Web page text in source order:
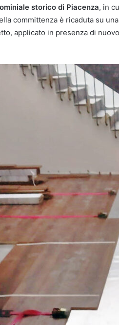
storico di Piacenza, in
committenza è ricaduta su
applicato in presenza di